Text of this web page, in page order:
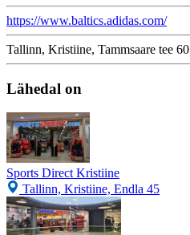
https://www.baltics.adidas.com/
Tallinn, Kristiine, Tammsaare tee 60
Lähedal on
Sports Direct Kristiine
Tallinn, Kristiine, Endla 45